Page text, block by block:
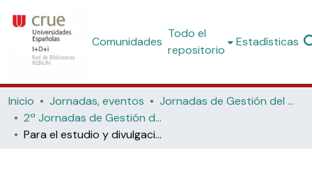
Comunidades
Todo el
repositorio
Estadísticas
Inicio Jornadas, eventos
Jornadas de Gestión del Patrimonio Bibliográfico
2ª Jornadas de Gestión del Patrimonio Bibliográfico (Universidade de Santiago de Compostela, 2019)
Para el estudio y divulgación del fondo histórico ilustrado de la Biblioteca Universitaria de Santiago: la exposición Ovidius vivit!: mitos, imágenes y libros